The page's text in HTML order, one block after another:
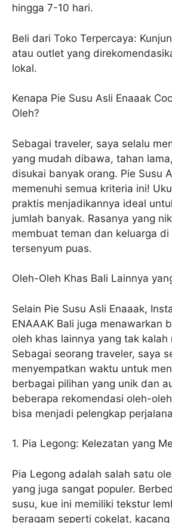
hingga 7-10 hari.
Beli dari Toko Terpercaya:
atau outlet yang
lokal.
Kenapa Pie Susu Asli Enaaak
Oleh?
Sebagai traveler, saya selalu
yang mudah dibawa, tahan
disukai banyak orang. Pie Susu
memenuhi semua kriteria ini!
praktis menjadikannya ideal
jumlah banyak. Rasanya yang
membuat teman dan keluarga di
tersenyum puas.
Oleh-Oleh Khas Bali Lainnya
Selain Pie Susu Asli Enaaak,
ENAAAK Bali juga menawarkan
oleh khas lainnya yang tak kalah
Sebagai seorang traveler, saya
menyempatkan waktu untuk
berbagai pilihan yang unik dan
beberapa rekomendasi oleh-
bisa menjadi pelengkap
1. Pia Legong: Kelezatan yang
Pia Legong adalah salah satu
yang juga sangat populer.
susu, kue ini memiliki tekstur
beragam seperti cokelat,